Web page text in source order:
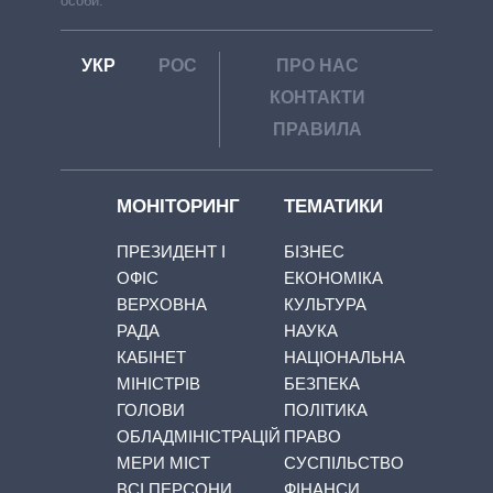
УКР РОС
ПРО НАС
КОНТАКТИ
ПРАВИЛА
МОНІТОРИНГ
ПРЕЗИДЕНТ І
ОФІС
ВЕРХОВНА
РАДА
КАБІНЕТ
МІНІСТРІВ
ГОЛОВИ
ОБЛАДМІНІСТРАЦІЙ
МЕРИ МІСТ
ВСІ ПЕРСОНИ
ТЕМАТИКИ
БІЗНЕС
ЕКОНОМІКА
КУЛЬТУРА
НАУКА
НАЦІОНАЛЬНА
БЕЗПЕКА
ПОЛІТИКА
ПРАВО
СУСПІЛЬСТВО
ФІНАНСИ